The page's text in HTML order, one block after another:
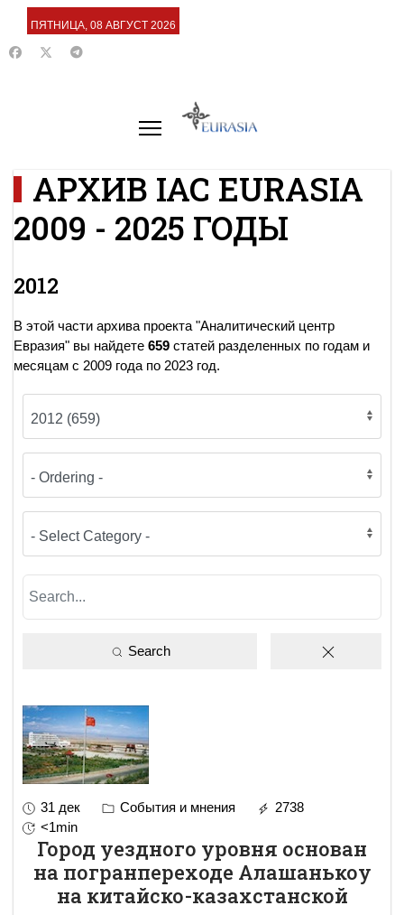
ПЯТНИЦА, 08 АВГУСТ 2026
АРХИВ IAC EURASIA
2009 - 2025 ГОДЫ
2012
В этой части архива проекта "Аналитический центр
Евразия" вы найдете 659 статей разделенных по годам и
месяцам с 2009 года по 2023 год.
Search
31 дек События и мнения
2738
<1min
Город уездного уровня основан
на погранпереходе Алашанькоу
на китайско-казахстанской